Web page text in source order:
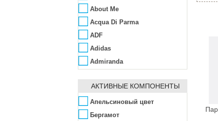
About Me
Acqua Di Parma
ADF
Adidas
Admiranda
Affinity Bay
Agent Provocateur
Ahava
АКТИВНЫЕ КОМПОНЕНТЫ
Апельсиновый цвет
Бергамот